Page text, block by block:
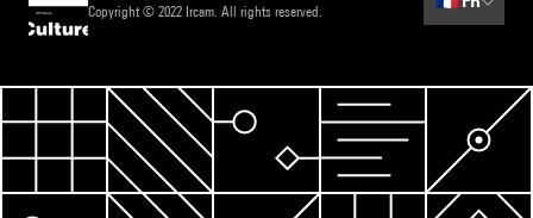
Copyright © 2022 Ircam. All rights reserved.